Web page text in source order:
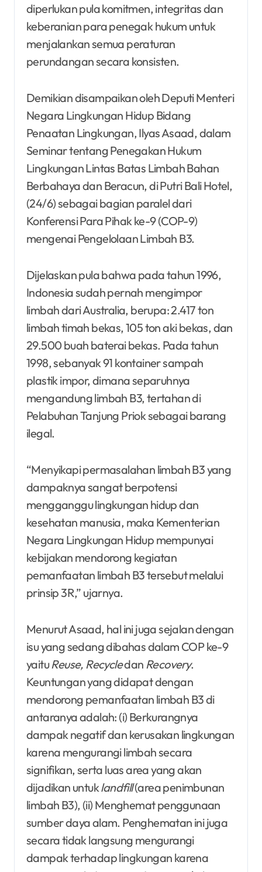
diperlukan pula komitmen, integritas dan
keberanian para penegak hukum untuk
menjalankan semua peraturan
perundangan secara konsisten.
Demikian disampaikan oleh Deputi Menteri
Negara Lingkungan Hidup Bidang
Penaatan Lingkungan, Ilyas Asaad, dalam
Seminar tentang Penegakan Hukum
Lingkungan Lintas Batas Limbah Bahan
Berbahaya dan Beracun, di Putri Bali Hotel,
(24/6) sebagai bagian paralel dari
Konferensi Para Pihak ke-9 (COP-9)
mengenai Pengelolaan Limbah B3.
Dijelaskan pula bahwa pada tahun 1996,
Indonesia sudah pernah mengimpor
limbah dari Australia, berupa: 2.417 ton
limbah timah bekas, 105 ton aki bekas, dan
29.500 buah baterai bekas. Pada tahun
1998, sebanyak 91 kontainer sampah
plastik impor, dimana separuhnya
mengandung limbah B3, tertahan di
Pelabuhan Tanjung Priok sebagai barang
ilegal.
“Menyikapi permasalahan limbah B3 yang
dampaknya sangat berpotensi
mengganggu lingkungan hidup dan
kesehatan manusia, maka Kementerian
Negara Lingkungan Hidup mempunyai
kebijakan mendorong kegiatan
pemanfaatan limbah B3 tersebut melalui
prinsip 3R,” ujarnya.
Menurut Asaad, hal ini juga sejalan dengan
isu yang sedang dibahas dalam COP ke-9
yaituReuse, Recycledan Recovery.
Keuntungan yang didapat dengan
mendorong pemanfaatan limbah B3 di
antaranya adalah: (i) Berkurangnya
dampak negatif dan kerusakan lingkungan
karena mengurangi limbah secara
signifikan, serta luas area yang akan
dijadikan untuklandfill(area penimbunan
limbah B3), (ii) Menghemat penggunaan
sumber daya alam. Penghematan ini juga
secara tidak langsung mengurangi
dampak terhadap lingkungan karena